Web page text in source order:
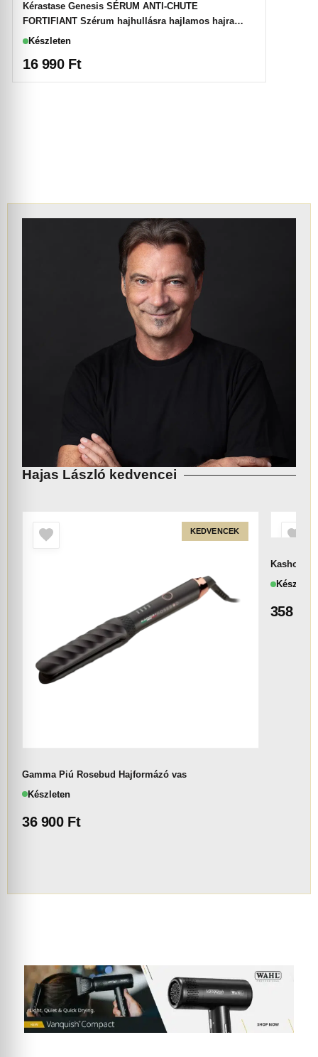
Kérastase Genesis SÉRUM ANTI-CHUTE
FORTIFIANT Szérum hajhullásra hajlamos hajra
90mlKészleten
16 990 Ft
Hajas László kedvencei
KEDVENCEK
Gamma Piú Rosebud Hajformázó vas
Készleten
36 900 Ft
Kasho
Készleten
358